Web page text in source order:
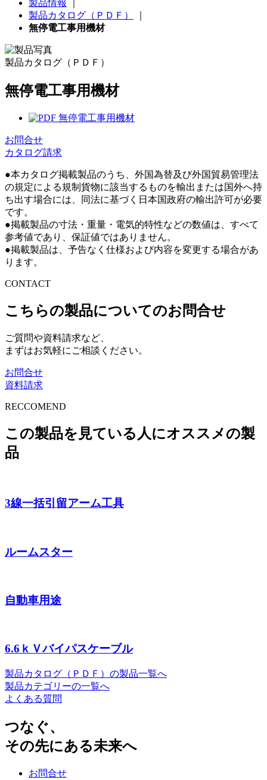
製品情報
製品カタログ（ＰＤＦ）
無停電工事用機材
製品カタログ（ＰＤＦ）
無停電工事用機材
無停電工事用機材
お問合せ
カタログ請求
●本カタログ掲載製品のうち、外国為替及び外国貿易管理法
の規定による規制貨物に該当するものを輸出または国外へ持
ち出す場合には、同法に基づく日本国政府の輸出許可が必要
です。
●掲載製品の寸法・重量・電気的特性などの数値は、すべて
参考値であり、保証値ではありません。
●掲載製品は、予告なく仕様および内容を変更する場合があ
ります。
CONTACT
こちらの製品についてのお問合せ
ご質問や資料請求など、
まずはお気軽にご相談ください。
お問合せ
資料請求
RECCOMEND
この製品を見ている人にオススメの製
品
3線一括引留アーム工具
ルームスター
自動車用途
6.6ｋＶバイパスケーブル
製品カタログ（ＰＤＦ）の製品一覧へ
製品カテゴリーの一覧へ
よくある質問
つなぐ、
その先にある未来へ
お問合せ